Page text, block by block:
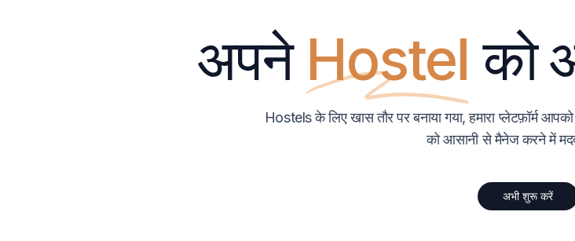
अपने Hostel को
Hostels के लिए खास तौर पर बनाया गया, हमारा प्लेटफ़ॉर्म
को आसानी से मैनेज करने में
अभी शुरू करें